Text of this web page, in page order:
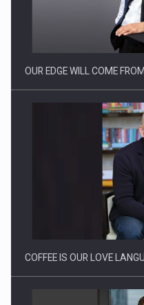
Producatorii si comerciantii
Proteinmaxxing and the
OUR EDGE WILL COME
COFFEE IS OUR LOVE